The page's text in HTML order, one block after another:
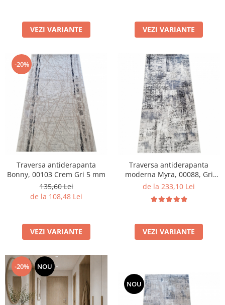
VEZI VARIANTE VEZI VARIANTE
-20%
Traversa antiderapanta
Bonny, 00103 Crem Gri 5 mm
135,60 Lei
de la 108,48 Lei
VEZI VARIANTE
Traversa antiderapanta
moderna Myra, 00088, Gri
Inchis Gri, 120 x 150 cm,
de la 233,10 Lei
VEZI VARIANTE
-20%
NOU
NOU